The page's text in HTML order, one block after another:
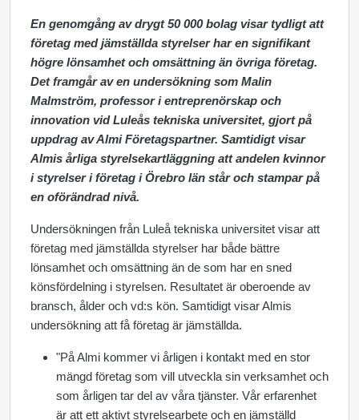
En genomgång av drygt 50 000 bolag visar tydligt att
företag med jämställda styrelser har en signifikant
högre lönsamhet och omsättning än övriga företag.
Det framgår av en undersökning som Malin
Malmström, professor i entreprenörskap och
innovation vid Luleås tekniska universitet, gjort på
uppdrag av Almi Företagspartner. Samtidigt visar
Almis årliga styrelsekartläggning att andelen kvinnor
i styrelser i företag i Örebro län står och stampar på
en oförändrad nivå.
Undersökningen från Luleå tekniska universitet visar att
företag med jämställda styrelser har både bättre
lönsamhet och omsättning än de som har en sned
könsfördelning i styrelsen. Resultatet är oberoende av
bransch, ålder och vd:s kön. Samtidigt visar Almis
undersökning att få företag är jämställda.
"På Almi kommer vi årligen i kontakt med en stor
mängd företag som vill utveckla sin verksamhet och
som årligen tar del av våra tjänster. Vår erfarenhet
är att ett aktivt styrelsearbete och en jämställd